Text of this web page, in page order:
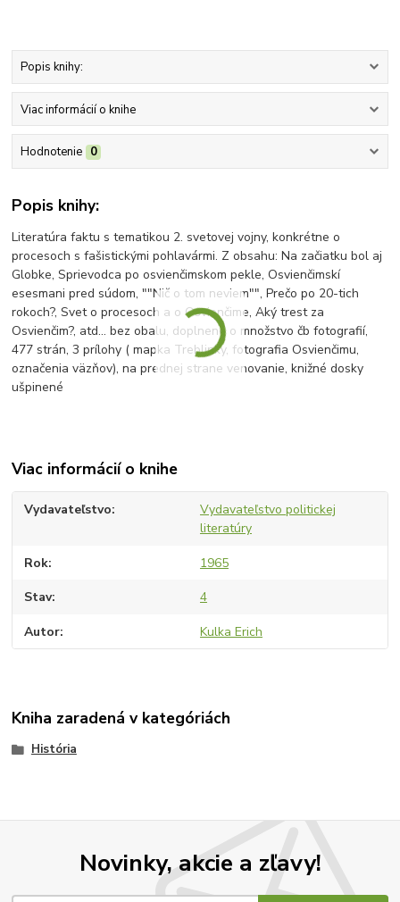
Popis knihy:
Viac informácií o knihe
Hodnotenie 0
Popis knihy:
Literatúra faktu s tematikou 2. svetovej vojny, konkrétne o
procesoch s fašistickými pohlavármi. Z obsahu: Na začiatku bol aj
Globke, Sprievodca po osvienčimskom pekle, Osvienčimskí
esesmani pred súdom, ""Nič o tom neviem"", Prečo po 20-tich
rokoch?, Svet o procesoch a o Osvienčime, Aký trest za
Osvienčim?, atd... bez obalu, doplnené o množstvo čb fotografií,
477 strán, 3 prílohy ( mapka Treblinky, fotografia Osvienčimu,
označenia väzňov), na prednej strane venovanie, knižné dosky
ušpinené
Viac informácií o knihe
Vydavateľstvo
Vydavateľstvo politickej
literatúry
Rok 1965
Stav 4
Autor Kulka Erich
Kniha zaradená v kategóriách
História
Novinky, akcie a zľavy!